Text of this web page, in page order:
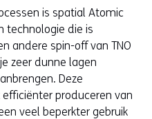
is spatial Atomic
technologie die is
andere spin-off van TNO
zeer dunne lagen
Deze
produceren van
veel beperkter gebruik